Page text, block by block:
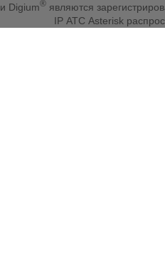
и Digium® являются
IP АТС Asterisk